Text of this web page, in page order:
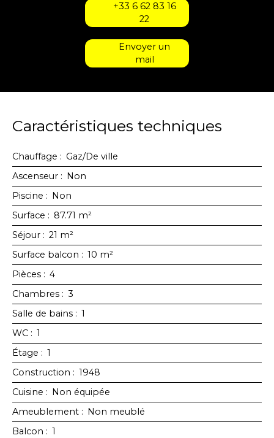
+33 6 62 83 16
22
Envoyer un
mail
Caractéristiques techniques
Chauffage : Gaz/De ville
Ascenseur :
Non
Piscine :
Non
Surface : 87.71 m²
Séjour : 21 m²
Surface balcon : 10 m²
Pièces : 4
Chambres : 3
Salle de bains : 1
WC : 1
Étage : 1
Construction : 1948
Cuisine :
Non équipée
Ameublement :
Non meublé
Balcon : 1